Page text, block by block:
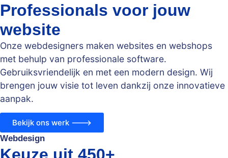
Professionals voor jouw
website
Onze webdesigners maken websites en webshops
met behulp van professionale software.
Gebruiksvriendelijk en met een modern design. Wij
brengen jouw visie tot leven dankzij onze innovatieve
aanpak.
Bekijk ons werk --->
Webdesign